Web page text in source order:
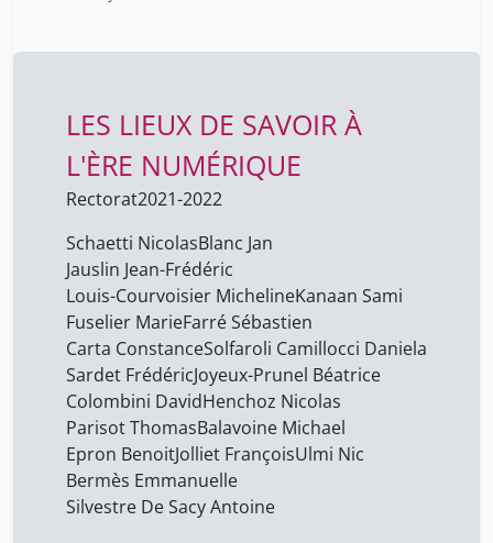
transphobie de la ville de
LES LIEUX DE SAVOIR À
L'ÈRE NUMÉRIQUE
Rectorat2021-2022
Schaetti NicolasBlanc Jan
Jauslin Jean-Frédéric
Louis-Courvoisier MichelineKanaan Sami
Fuselier MarieFarré Sébastien
Carta ConstanceSolfaroli Camillocci Daniela
Sardet FrédéricJoyeux-Prunel Béatrice
Colombini DavidHenchoz Nicolas
Parisot ThomasBalavoine Michael
Epron BenoitJolliet FrançoisUlmi Nic
Bermès Emmanuelle
Silvestre De Sacy Antoine